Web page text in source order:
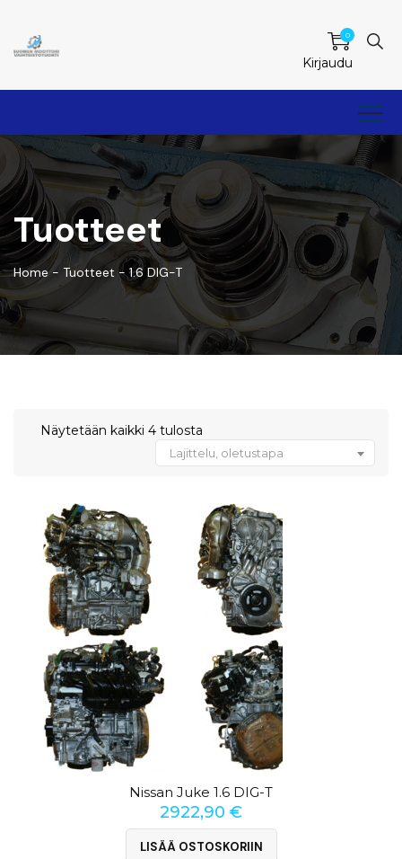
0
Kirjaudu
Tuotteet
Home- Tuotteet -1.6 DIG-T
Näytetään kaikki 4 tulosta
Lajittelu, oletustapa
Nissan Juke 1.6 DIG-T
2922,90 €
LISÄÄ OSTOSKORIIN